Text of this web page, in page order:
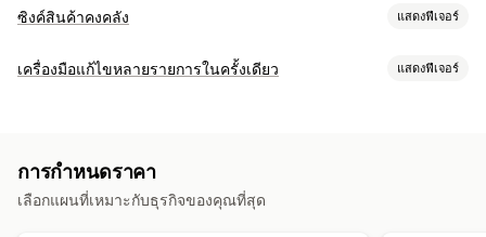
ซิงค์สินค้าคงคลัง แสดงฟีเจอร์
ประเภทการซิงค์
การแจ้งเตือนและรายงาน
เครื่องมือแก้ไขหลายรายการในครั้งเดียว แสดงฟีเจอร์
แท็ก คำอธิบาย สินค้าคงคลัง
การกำหนดราคา
เลือกแผนที่เหมาะกับธุรกิจของคุณที่สุด